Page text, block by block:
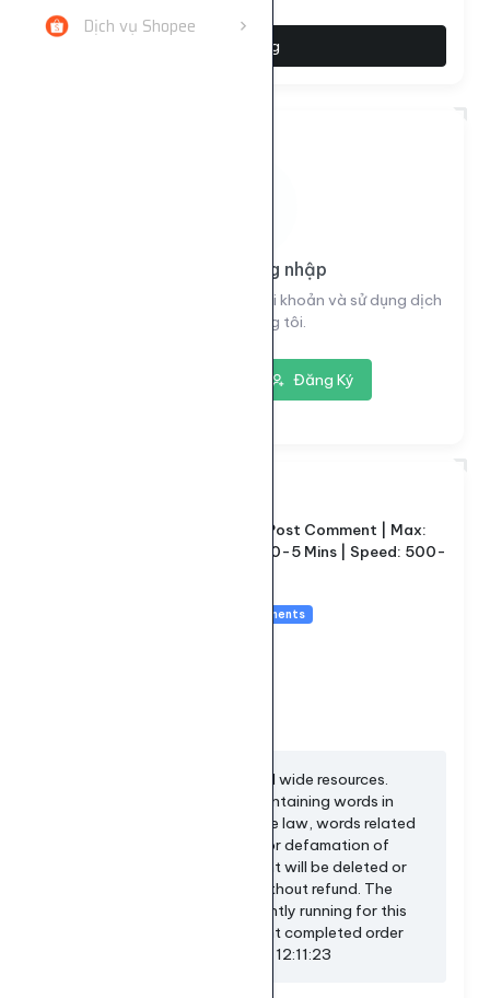
Dịch vụ Shopee
Đặt hàng
Vui lòng đăng nhập
Đăng nhập để xem thông tin tài khoản và sử dụng dịch
vụ của chúng tôi.
Đăng Ký
Facebook Post Comment | Max:
6K | Start: 0-5 Mins | Speed: 500-
Custom Comments
Increase comments and world wide resources.
Please do not use content containing words in
areas that violate Vietnamese law, words related
to politics, distortion, fraud, or defamation of
others. If violated, the content will be deleted or
the order will be canceled, without refund. The
total quantity of orders currently running for this
service is: 575 The most recent completed order
was created at: 2026/08/08 12:11:23